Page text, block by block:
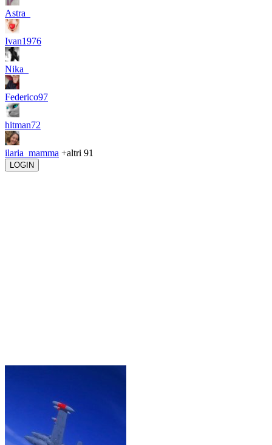
Astra_
Ivan1976
Nika_
Federico97
hitman72
ilaria_mamma +altri 91
LOGIN